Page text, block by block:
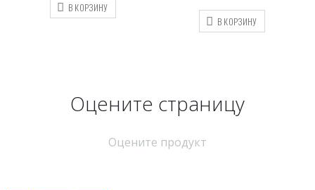
В КОРЗИНУ
В КОРЗИНУ
Оцените страницу
Оцените продукт